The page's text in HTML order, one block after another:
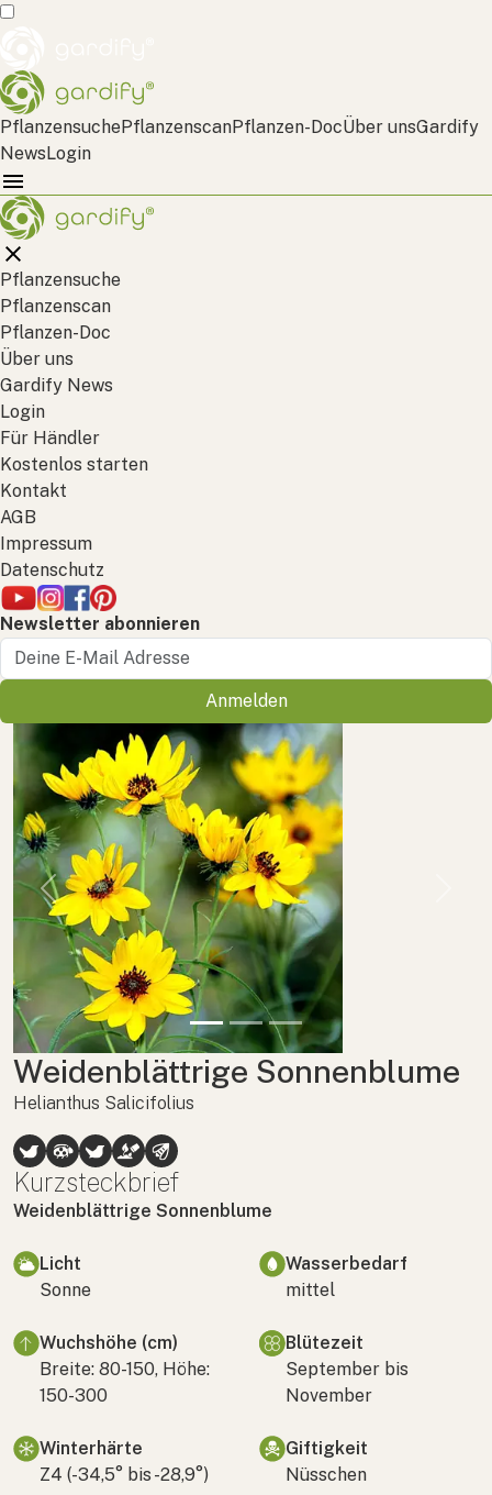
PflanzensuchePflanzenscanPflanzen-DocÜber unsGardify
NewsLogin
Pflanzensuche
Pflanzenscan
Pflanzen-Doc
Über uns
Gardify News
Login
Für Händler
Kostenlos starten
Kontakt
AGB
Impressum
Datenschutz
Newsletter abonnieren
Anmelden
Previous
Weidenblättrige Sonnenblume
Helianthus Salicifolius
Kurzsteckbrief
Weidenblättrige Sonnenblume
Licht
Sonne
Wasserbedarf
mittel
Wuchshöhe (cm)
Breite: 80-150, Höhe:
150-300
Blütezeit
September bis
November
Winterhärte
Z4 (-34,5° bis -28,9°)
Giftigkeit
Nüsschen